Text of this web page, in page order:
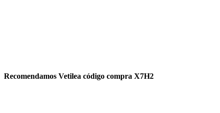
Recomendamos Vetilea código compra X7H2